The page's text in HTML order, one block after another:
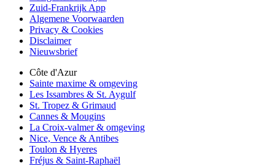
Zuid-Frankrijk App
Algemene Voorwaarden
Privacy & Cookies
Disclaimer
Nieuwsbrief
Côte d'Azur
Sainte maxime & omgeving
Les Issambres & St. Aygulf
St. Tropez & Grimaud
Cannes & Mougins
La Croix-valmer & omgeving
Nice, Vence & Antibes
Toulon & Hyeres
Fréjus & Saint-Raphaël